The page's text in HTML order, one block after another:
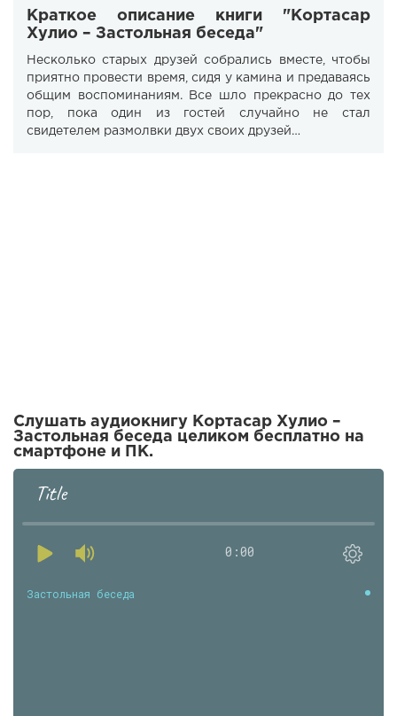
Краткое описание книги "Кортасар
Хулио – Застольная беседа"
Несколько старых друзей собрались вместе, чтобы
приятно провести время, сидя у камина и предаваясь
общим воспоминаниям. Все шло прекрасно до тех
пор, пока один из гостей случайно не стал
свидетелем размолвки двух своих друзей…
Слушать аудиокнигу Кортасар Хулио –
Застольная беседа целиком бесплатно на
смартфоне и ПК.
Title
0:00
Застольная беседа